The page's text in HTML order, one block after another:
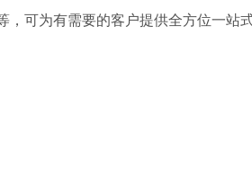
，可为有需要的客户提供全方位一站